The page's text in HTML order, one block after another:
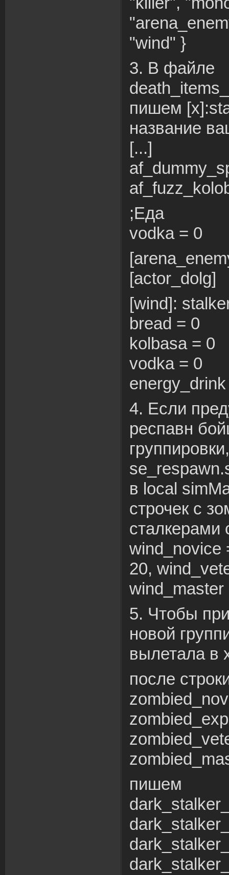
"wind" }
3. В файле
пишем
название
[...]
;Еда
vodka = 0
[actor_dolg]
[wind]:
bread = 0
kolbasa = 0
vodka = 0
4. Если
респавн
в local
строчек с
сталкерами
wind_novice
20,
wind_master
5. Чтобы
новой
вылетала в
после
пишем